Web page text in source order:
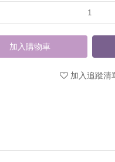
加入購物車
加入追蹤清